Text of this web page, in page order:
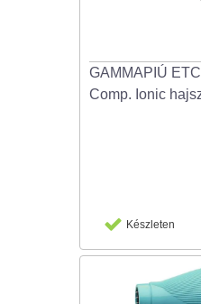
GAMMAPIÚ
Comp. Ionic
Készleten